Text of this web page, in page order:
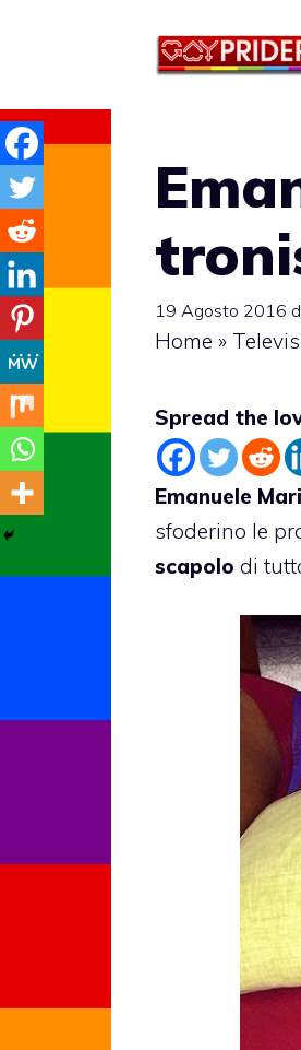
19 Agosto 2016
Home »
Spread the
Emanuele
sfoderino le
scapolo di